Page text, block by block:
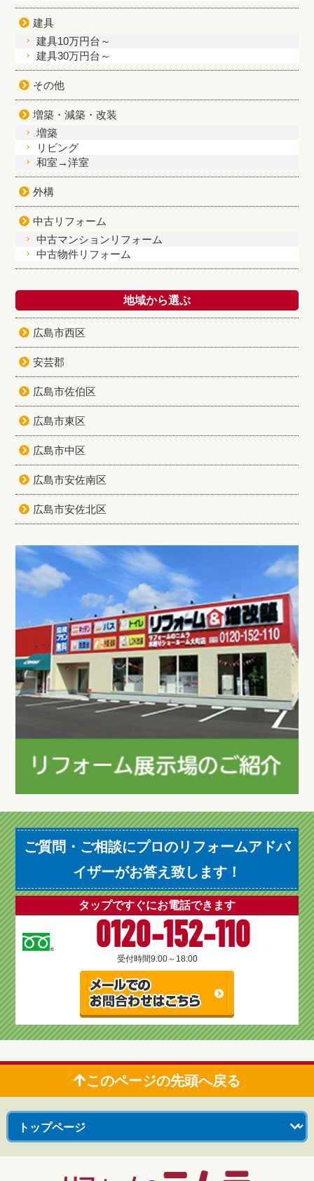
建具
建具10万円台～
建具30万円台～
その他
増築・減築・改装
増築
リビング
和室→洋室
外構
中古リフォーム
中古マンションリフォーム
中古物件リフォーム
地域から選ぶ
広島市西区
安芸郡
広島市佐伯区
広島市東区
広島市中区
広島市安佐南区
広島市安佐北区
ご質問・ご相談にプロのリフォームアドバ
イザーがお答え致します！
タップですぐにお電話できます
0120-152-110
受付時間9:00～18:00
このページの先頭へ戻る